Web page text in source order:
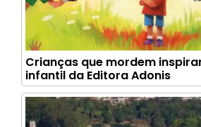
Crianças que mordem
infantil da Editora Adonis